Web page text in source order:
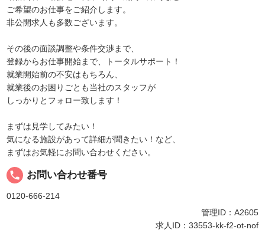
ご希望のお仕事をご紹介します。
非公開求人も多数ございます。
その後の面談調整や条件交渉まで、
登録からお仕事開始まで、トータルサポート！
就業開始前の不安はもちろん、
就業後のお困りごとも当社のスタッフが
しっかりとフォロー致します！
まずは見学してみたい！
気になる施設があって詳細が聞きたい！など、
まずはお気軽にお問い合わせください。
local_phone お問い合わせ番号
0120-666-214
管理ID：A2605
求人ID：33553-kk-f2-ot-nof